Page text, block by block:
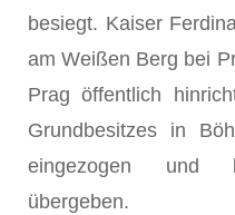
besiegt. Kaiser
am Weißen Berg bei
Prag öffentlich
Grundbesitzes in
eingezogen und
übergeben.